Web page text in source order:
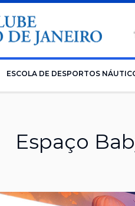
ESCOLA DE DESPORTOS
Espaço